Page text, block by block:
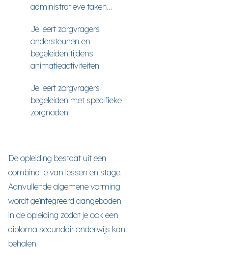
administratieve taken…
Je leert zorgvragers
ondersteunen en
begeleiden tijdens
animatieactiviteiten.
Je leert zorgvragers
begeleiden met specifieke
zorgnoden.
De opleiding bestaat uit een
combinatie van lessen en stage.
Aanvullende algemene vorming
wordt geïntegreerd aangeboden
in de opleiding zodat je ook een
diploma secundair onderwijs kan
behalen.